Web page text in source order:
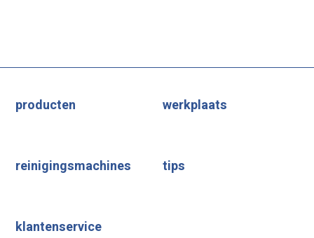
producten werkplaats
reinigingsmachines tips
klantenservice